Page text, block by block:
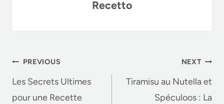
Recetto
Post
navigation
PREVIOUS
Les Secrets Ultimes
pour une Recette
NEXT
Tiramisu au Nutella et
Spéculoos : La